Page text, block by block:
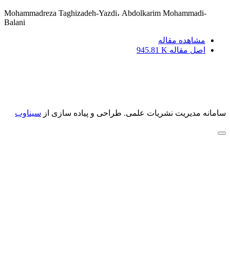
Mohammadreza Taghizadeh-Yazdi، Abdolkarim Mohammadi-
Balani
مشاهده مقاله
اصل مقاله 945.81 K
سامانه مدیریت نشریات علمی. طراحی و پیاده سازی از سیناوب